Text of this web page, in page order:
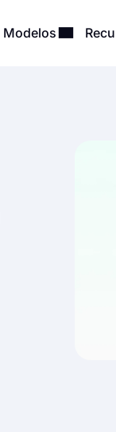
Modelos